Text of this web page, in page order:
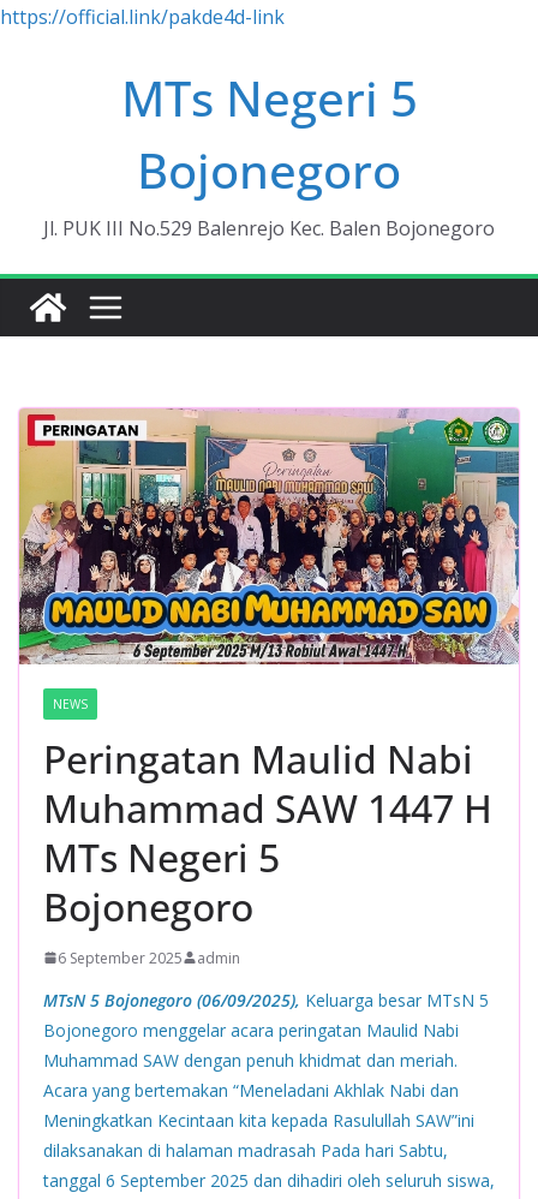
https://official.link/pakde4d-link
MTs Negeri 5
Bojonegoro
Jl. PUK III No.529 Balenrejo Kec. Balen Bojonegoro
NEWS
Peringatan Maulid Nabi
Muhammad SAW 1447 H
MTs Negeri 5
Bojonegoro
6 September 2025 admin
MTsN 5 Bojonegoro (06/09/2025), Keluarga besar MTsN 5
Bojonegoro menggelar acara peringatan Maulid Nabi
Muhammad SAW dengan penuh khidmat dan meriah.
Acara yang bertemakan “Meneladani Akhlak Nabi dan
Meningkatkan Kecintaan kita kepada Rasulullah SAW”ini
dilaksanakan di halaman madrasah Pada hari Sabtu,
tanggal 6 September 2025 dan dihadiri oleh seluruh siswa,